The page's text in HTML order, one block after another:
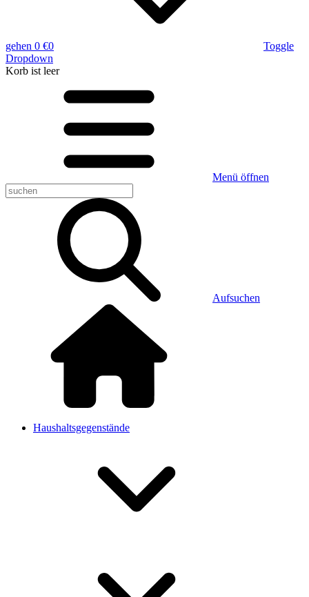
gehen 0 €0
Toggle
Dropdown
Korb ist leer
Menü öffnen
Aufsuchen
Haushaltsgegenstände